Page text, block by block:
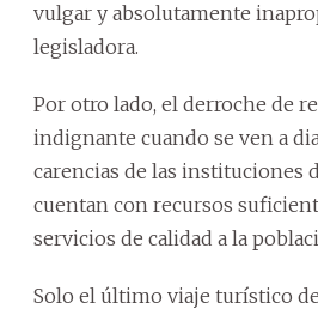
vulgar y absolutamente
legisladora.
Por otro lado, el derroche de
indignante cuando se ven a
carencias de las instituciones
cuentan con recursos
servicios de calidad a la
Solo el último viaje turístico